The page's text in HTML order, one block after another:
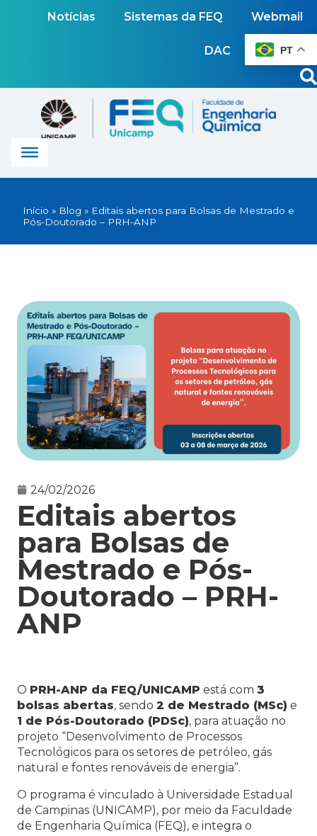
Notícias Sistemas da FEQ Webmail
DAC PT
Início » Blog » Editais abertos para Bolsas de Mestrado e
Pós-Doutorado – PRH-ANP
24/02/2026
Editais abertos
para Bolsas de
Mestrado e Pós-
Doutorado – PRH-
ANP
O PRH-ANP da FEQ/UNICAMP está com 3
bolsas abertas, sendo 2 de Mestrado (MSc) e
1 de Pós-Doutorado (PDSc), para atuação no
projeto “Desenvolvimento de Processos
Tecnológicos para os setores de petróleo, gás
natural e fontes renováveis de energia”.
O programa é vinculado à Universidade Estadual
de Campinas (UNICAMP), por meio da Faculdade
de Engenharia Química (FEQ), e integra o